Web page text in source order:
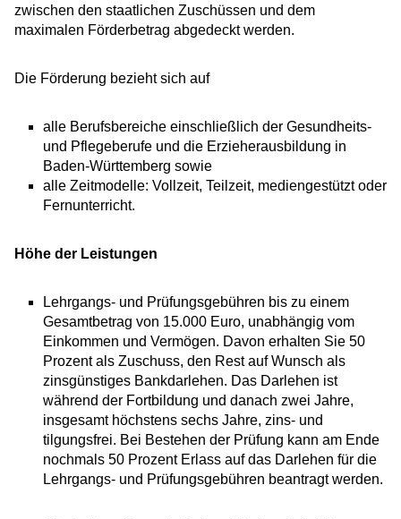
zwischen den staatlichen Zuschüssen und dem
maximalen Förderbetrag abgedeckt werden.
Die Förderung bezieht sich auf
alle Berufsbereiche einschließlich der Gesundheits-
und Pflegeberufe und die Erzieherausbildung in
Baden-Württemberg sowie
alle Zeitmodelle: Vollzeit, Teilzeit, mediengestützt oder
Fernunterricht.
Höhe der Leistungen
Lehrgangs- und Prüfungsgebühren bis zu einem
Gesamtbetrag von 15.000 Euro, unabhängig vom
Einkommen und Vermögen. Davon erhalten Sie 50
Prozent als Zuschuss, den Rest auf Wunsch als
zinsgünstiges Bankdarlehen. Das Darlehen ist
während der Fortbildung und danach zwei Jahre,
insgesamt höchstens sechs Jahre, zins- und
tilgungsfrei. Bei Bestehen der Prüfung kann am Ende
nochmals 50 Prozent Erlass auf das Darlehen für die
Lehrgangs- und Prüfungsgebühren beantragt werden.